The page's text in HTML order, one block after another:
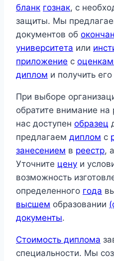
бланк гознак, с
защиты. Мы
документов об
университета или
приложение с
диплом и получить его
При выборе
обратите внимание на
нас доступен образец
предлагаем диплом с
занесением в реестр,
Уточните цену и
возможность
определенного года
высшем образовании
документы.
Стоимость диплома
специальности. Мы